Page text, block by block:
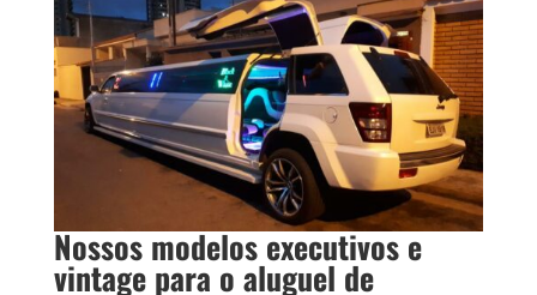
Nossos modelos executivos e
vintage para oaluguel de